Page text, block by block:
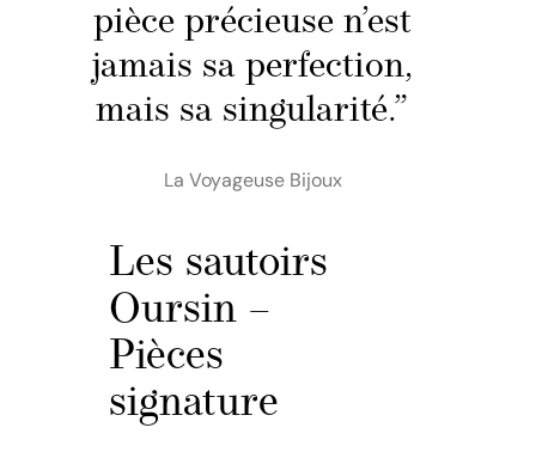
pièce précieuse n’est
jamais sa perfection,
mais sa singularité.”
La Voyageuse Bijoux
Les sautoirs
Oursin –
Pièces
signature